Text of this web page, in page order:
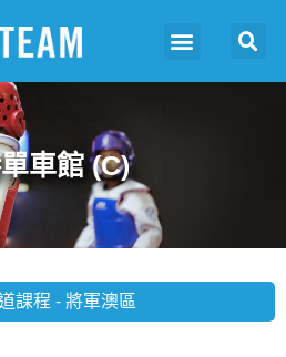
車館 (C)
課程 - 將軍澳區